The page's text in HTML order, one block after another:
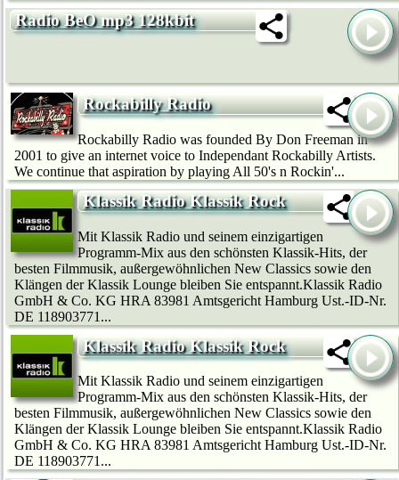
Radio BeO mp3 128kbit
Rockabilly Radio
Rockabilly Radio was founded By Don Freeman in
2001 to give an internet voice to Independant Rockabilly Artists.
We continue that aspiration by playing All 50's n Rockin'...
Klassik Radio Klassik Rock
Mit Klassik Radio und seinem einzigartigen
Programm-Mix aus den schönsten Klassik-Hits, der
besten Filmmusik, außergewöhnlichen New Classics sowie den
Klängen der Klassik Lounge bleiben Sie entspannt.Klassik Radio
GmbH & Co. KG HRA 83981 Amtsgericht Hamburg Ust.-ID-Nr.
DE 118903771...
Klassik Radio Klassik Rock
Mit Klassik Radio und seinem einzigartigen
Programm-Mix aus den schönsten Klassik-Hits, der
besten Filmmusik, außergewöhnlichen New Classics sowie den
Klängen der Klassik Lounge bleiben Sie entspannt.Klassik Radio
GmbH & Co. KG HRA 83981 Amtsgericht Hamburg Ust.-ID-Nr.
DE 118903771...